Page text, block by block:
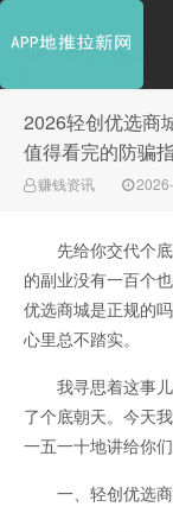
2026轻创优选商
值得看完的防骗
赚钱资讯
先给你交代个底
的副业没有一百个
优选商城是正规的
心里总不踏实。
我寻思着这事儿
了个底朝天。今天
一五一十地讲给你们
一、轻创优选商